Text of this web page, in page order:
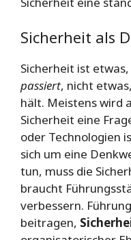
Sicherheit als
Sicherheit ist
passiert, nicht
hält. Meistens wird
Sicherheit eine
oder Technologien
sich um eine
tun, muss die
braucht
verbessern.
beitragen,